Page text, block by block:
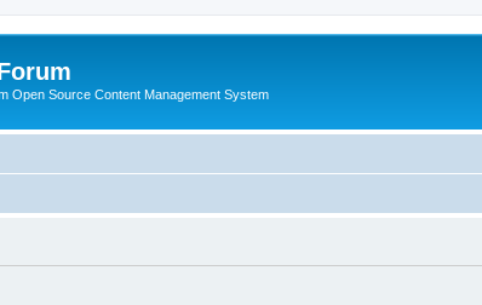
Open Source Content Management System